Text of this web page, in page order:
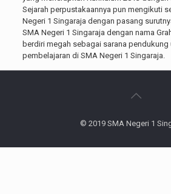
Sejarah perpustakaannya pun mengikuti
Negeri 1 Singaraja dengan pasang
SMA Negeri 1 Singaraja dengan nama
berdiri megah sebagai sarana pendukung
pembelajaran di SMA Negeri 1 Singaraja.
© 2019 SMA Negeri 1